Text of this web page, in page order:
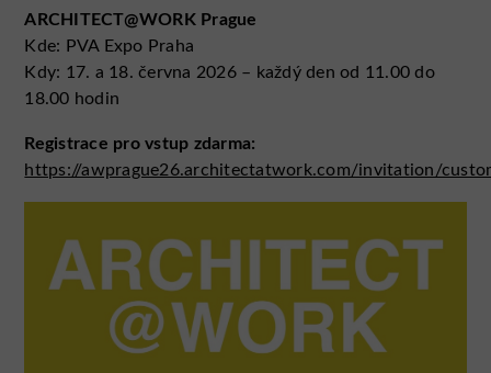
ARCHITECT@WORK Prague
Kde: PVA Expo Praha
Kdy: 17. a 18. června 2026 – každý den od 11.00 do
18.00 hodin
Registrace pro vstup zdarma:
https://awprague26.architectatwork.com/invitation/